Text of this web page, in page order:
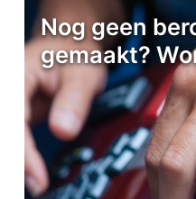
Nog geen
gemaakt?